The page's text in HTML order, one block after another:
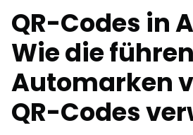
QR-Codes in
Wie die
Automarken
QR-Codes